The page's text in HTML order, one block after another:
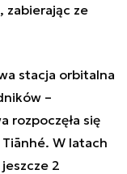
zabierając ze
stacja orbitalna
–
rozpoczęła się
W latach
2